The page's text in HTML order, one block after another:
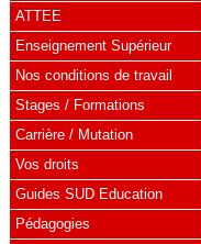
ATTEE
Enseignement Supérieur
Nos conditions de travail
Stages / Formations
Carrière / Mutation
Vos droits
Guides SUD Education
Pédagogies